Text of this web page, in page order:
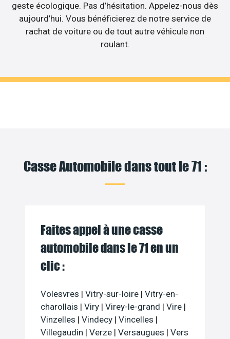
geste écologique. Pas d’hésitation. Appelez-nous dès
aujourd’hui. Vous bénéficierez de notre service de
rachat de voiture ou de tout autre véhicule non
roulant.
Casse Automobile dans tout le 71 :
Faites appel à une casse
automobile dans le 71 en un
clic :
Volesvres | Vitry-sur-loire | Vitry-en-
charollais | Viry | Virey-le-grand | Vire |
Vinzelles | Vindecy | Vincelles |
Villegaudin | Verze | Versaugues | Vers